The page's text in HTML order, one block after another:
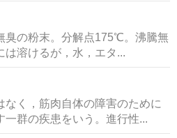
臭の粉末。分解点175℃。沸騰無
は溶けるが，水，エタ...
く，筋肉自体の障害のために
群の疾患をいう。進行性...